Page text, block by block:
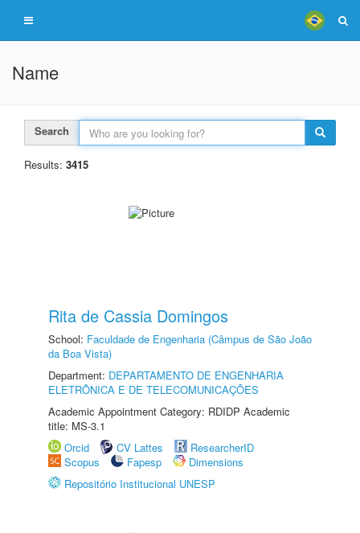
Name
Search
Results: 3415
Rita de Cassia Domingos
School: Faculdade de Engenharia (Câmpus de São João
da Boa Vista)
Department: DEPARTAMENTO DE ENGENHARIA
ELETRÔNICA E DE TELECOMUNICAÇÕES
Academic Appointment Category: RDIDP Academic
title: MS-3.1
Orcid
CV Lattes
ResearcherID
Scopus
Fapesp
Dimensions
Repositório Institucional UNESP